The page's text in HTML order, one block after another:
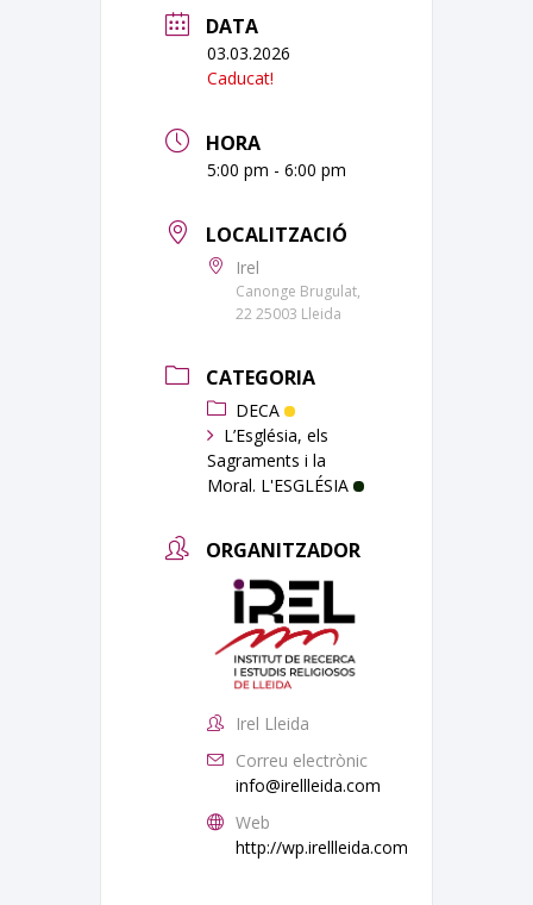
DATA
03.03.2026
Caducat!
HORA
5:00 pm - 6:00 pm
LOCALITZACIÓ
Irel
Canonge Brugulat,
22 25003 Lleida
CATEGORIA
DECA
L’Església, els
Sagraments i la
Moral. L'ESGLÉSIA
ORGANITZADOR
Irel Lleida
Correu electrònic
info@irellleida.com
Web
http://wp.irellleida.com